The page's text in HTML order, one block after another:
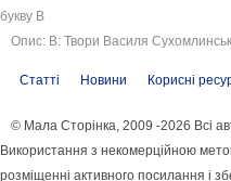
букву В
Опис: В: Твори Василя
Статті Новини Корисні
© Мала Сторінка, 2009 -2026 Всі
Використання з некомерційною
розміщенні активного посилання і